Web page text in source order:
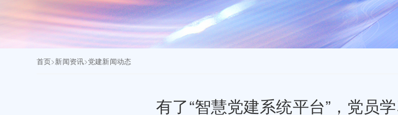
首页>新闻资讯>党建新闻动态
有了“智慧党建系统平台”，党员